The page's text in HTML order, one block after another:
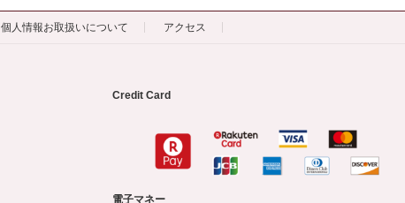
個人情報お取扱いについて アクセス
Credit Card
電子マネー